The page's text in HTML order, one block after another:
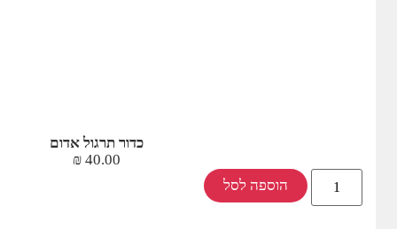
כדור תרגול אדום
40.00
₪
הוספה לסל